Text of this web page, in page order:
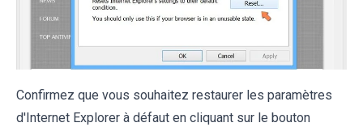
Confirmez que vous souhaitez restaurer les paramètres
d'Internet Explorer à défaut en cliquant sur le bouton